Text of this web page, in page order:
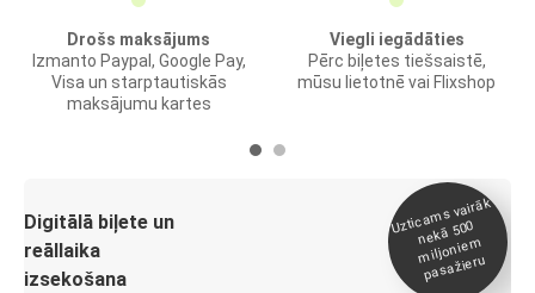
Drošs maksājums
Izmanto Paypal, Google Pay,
Visa un starptautiskās
maksājumu kartes
Viegli iegādāties
Pērc biļetes tiešsaistē,
mūsu lietotnē vai Flixshop
Digitālā biļete un
reāllaika
izsekošana
Uztica
ms vairāk
nekā 500
miljonie
m
pasažieru